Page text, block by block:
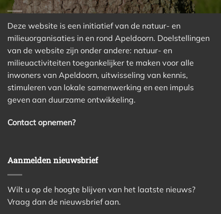
Deze website is een initiatief van de natuur- en
milieuorganisaties in en rond Apeldoorn. Doelstellingen
van de website zijn onder andere: natuur- en
milieuactiviteiten toegankelijker te maken voor alle
inwoners van Apeldoorn, uitwisseling van kennis,
stimuleren van lokale samenwerking en een impuls
geven aan duurzame ontwikkeling.
Contact opnemen?
Aanmelden nieuwsbrief
Wilt u op de hoogte blijven van het laatste nieuws?
Vraag dan de nieuwsbrief aan.